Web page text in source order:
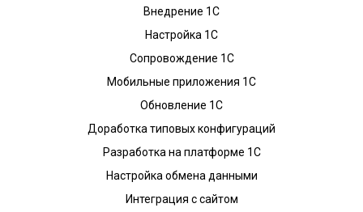
Внедрение 1С
Настройка 1С
Сопровождение 1С
Мобильные приложения 1С
Обновление 1С
Доработка типовых конфигураций
Разработка на платформе 1С
Настройка обмена данными
Интеграция с сайтом